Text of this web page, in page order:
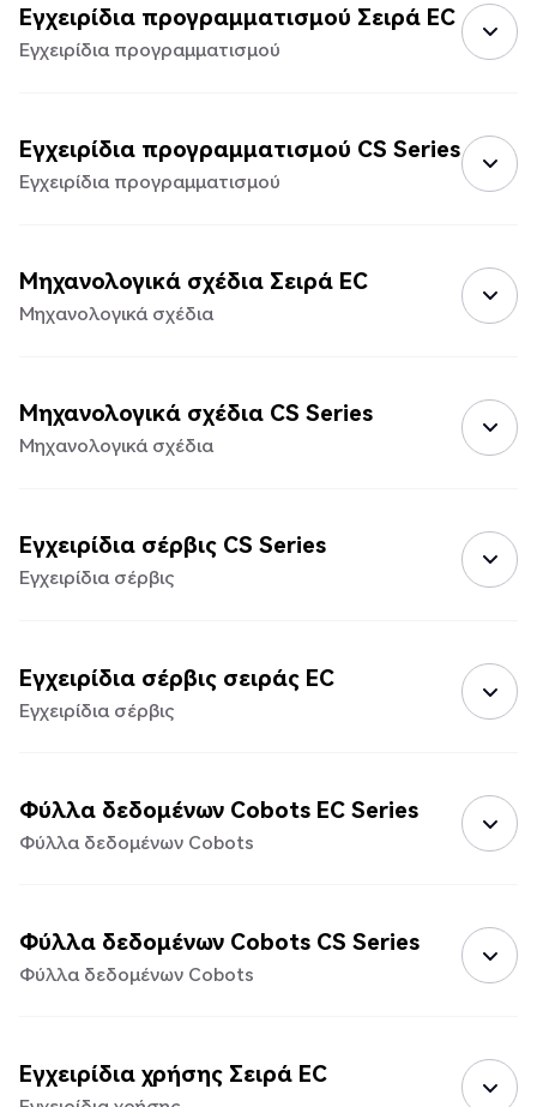
Εγχειρίδια προγραμματισμού Σειρά EC
Εγχειρίδια προγραμματισμού
Εγχειρίδια προγραμματισμού CS Series
Εγχειρίδια προγραμματισμού
Μηχανολογικά σχέδια Σειρά EC
Μηχανολογικά σχέδια
Μηχανολογικά σχέδια CS Series
Μηχανολογικά σχέδια
Εγχειρίδια σέρβις CS Series
Εγχειρίδια σέρβις
Εγχειρίδια σέρβις σειράς EC
Εγχειρίδια σέρβις
Φύλλα δεδομένων Cobots EC Series
Φύλλα δεδομένων Cobots
Φύλλα δεδομένων Cobots CS Series
Φύλλα δεδομένων Cobots
Εγχειρίδια χρήσης Σειρά EC